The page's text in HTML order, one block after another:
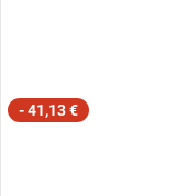
- 41,13 €